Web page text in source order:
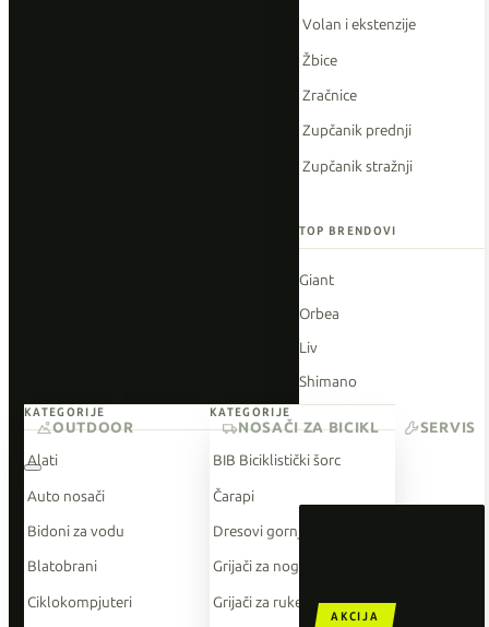
Volan i ekstenzije
Žbice
Zračnice
Zupčanik prednji
Zupčanik stražnji
TOP BRENDOVI
Giant
Orbea
Liv
Shimano
O'Neal
AKCIJA
KATEGORIJE
Alati
Auto nosači
Bidoni za vodu
Blatobrani
Ciklokompjuteri
KATEGORIJE
BIB Biciklistički šorc
Čarapi
Dresovi gornji dio
Grijači za noge
Grijači za ruke
OUTDOOR NOSAČI ZA BICIKL SERVIS